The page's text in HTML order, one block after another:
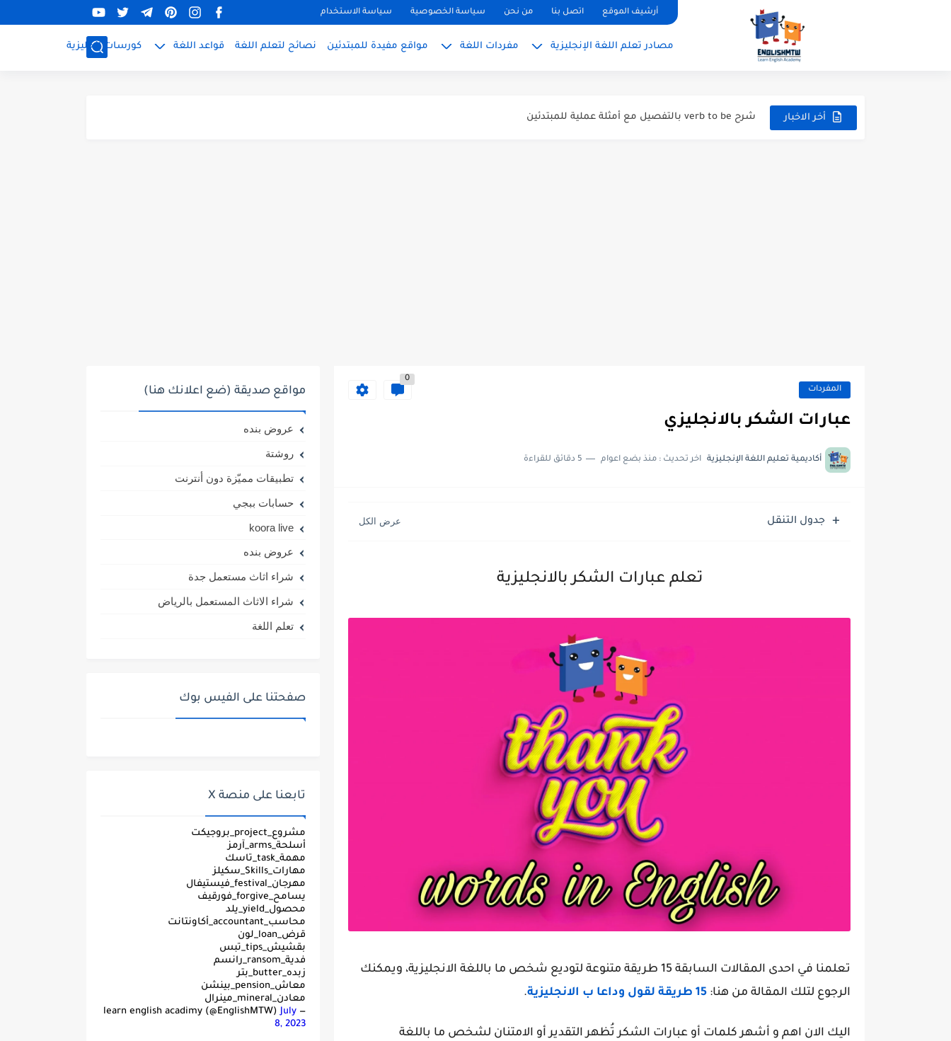
أرشيف الموقع اتصل بنا من نحن سياسة الخصوصية سياسة الاستخدام
مصادر تعلم اللغة الإنجليزية مفردات اللغة مواقع مفيدة للمبتدئين نصائح لتعلم اللغة قواعد اللغة كورسات إنجليزية
أخر الاخبار قواعد اللغة الانجليزية كاملة pdf للمبتدئين مجاناً
المفردات
0
عبارات الشكر بالانجليزي
أكاديمية تعليم اللغة الإنجليزية اخر تحديث : منذ بضع اعوام 5 دقائق للقراءة
جدول التنقل
تعلم عبارات الشكر بالانجليزية
تعلمنا في احدى المقالات السابقة 15 طريقة متنوعة لتوديع شخص ما باللغة الانجليزية، ويمكنك
الرجوع لتلك المقالة من هنا: 15 طريقة لقول وداعا ب الانجليزية .
اليك الان اهم و أشهر كلمات أو عبارات الشكر تُظهر التقدير أو الامتنان لشخص ما باللغة
مواقع صديقة (ضع اعلانك هنا)
عروض بنده
روشتة
تطبيقات مميّزة دون أنترنت
حسابات ببجي
koora live
عروض بنده
شراء اثاث مستعمل جدة
شراء الاثاث المستعمل بالرياض
تعلم اللغة
صفحتنا على الفيس بوك
تابعنا على منصة X
مشروع_project_بروجيكت
أسلحة_arms_آرمز
مهمة_task_تاسك
مهارات_Skills_سكيلز
مهرجان_festival_فيستيفال
يسامح_forgive_فورقيف
محصول_yield_يلد
محاسب_accountant_أكاونتانت
قرض_loan_لون
بقشيش_tips_تبس
فدية_ransom_رانسم
زبده_butter_بتر
معاش_pension_بينشن
معادن_mineral_مينرال
— learn english acadimy (@EnglishMTW)
July
8, 2023